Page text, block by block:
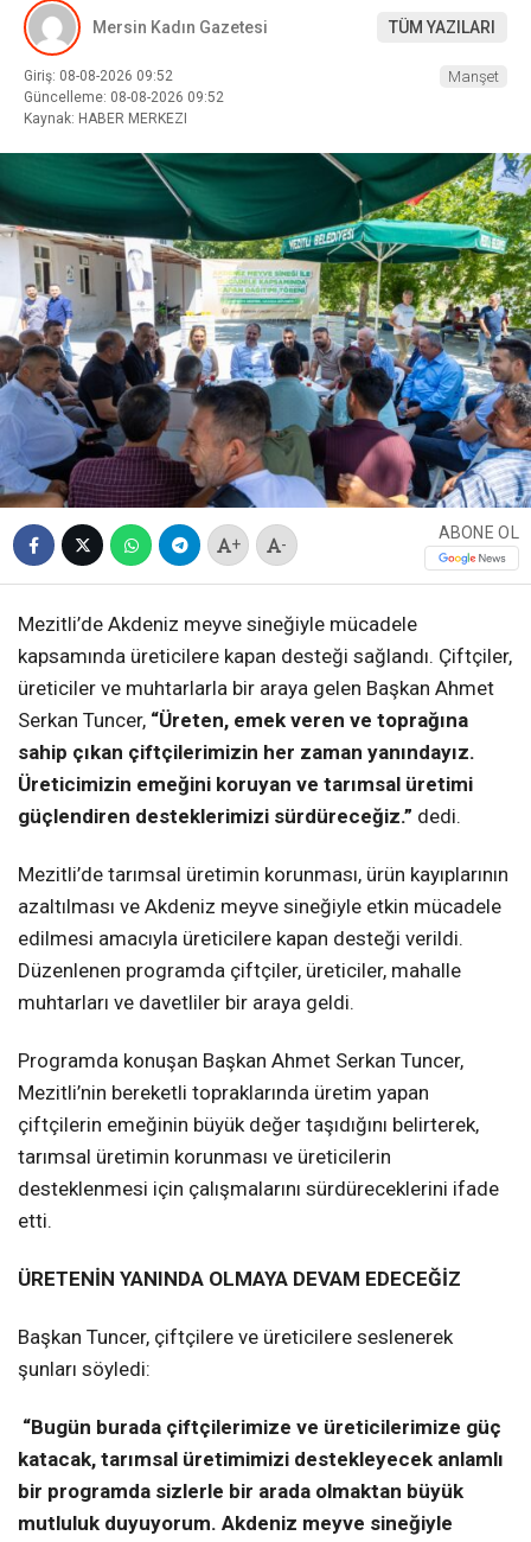
Mersin Kadın Gazetesi TÜM YAZILARI
Giriş: 08-08-2026 09:52
Güncelleme: 08-08-2026 09:52
Kaynak: HABER MERKEZI
Manşet
+ -
ABONE OL
Mezitli’de Akdeniz meyve sineğiyle mücadele
kapsamında üreticilere kapan desteği sağlandı. Çiftçiler,
üreticiler ve muhtarlarla bir araya gelen Başkan Ahmet
Serkan Tuncer, “Üreten, emek veren ve toprağına
sahip çıkan çiftçilerimizin her zaman yanındayız.
Üreticimizin emeğini koruyan ve tarımsal üretimi
güçlendiren desteklerimizi sürdüreceğiz.” dedi.
Mezitli’de tarımsal üretimin korunması, ürün kayıplarının
azaltılması ve Akdeniz meyve sineğiyle etkin mücadele
edilmesi amacıyla üreticilere kapan desteği verildi.
Düzenlenen programda çiftçiler, üreticiler, mahalle
muhtarları ve davetliler bir araya geldi.
Programda konuşan Başkan Ahmet Serkan Tuncer,
Mezitli’nin bereketli topraklarında üretim yapan
çiftçilerin emeğinin büyük değer taşıdığını belirterek,
tarımsal üretimin korunması ve üreticilerin
desteklenmesi için çalışmalarını sürdüreceklerini ifade
etti.
ÜRETENİN YANINDA OLMAYA DEVAM EDECEĞİZ
Başkan Tuncer, çiftçilere ve üreticilere seslenerek
şunları söyledi:
“Bugün burada çiftçilerimize ve üreticilerimize güç
katacak, tarımsal üretimimizi destekleyecek anlamlı
bir programda sizlerle bir arada olmaktan büyük
mutluluk duyuyorum. Akdeniz meyve sineğiyle